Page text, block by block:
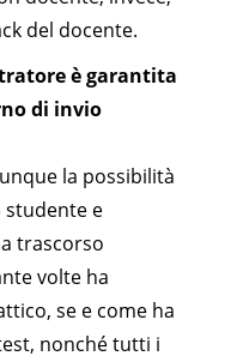
del docente.
è garantita
di invio
la possibilità
studente e
trascorso
volte ha
se e come ha
nonché tutti i